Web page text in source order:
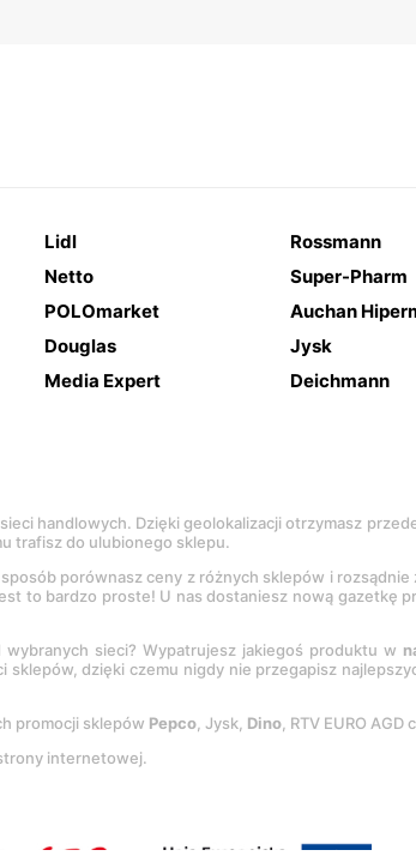
Lidl Rossmann
Netto Super-Pharm
POLOmarket Auchan
Douglas Jysk
Media Expert Deichmann
handlowych. Dzięki geolokalizacji otrzymasz
trafisz do ulubionego sklepu.
porównasz ceny z różnych sklepów i rozsądnie
to bardzo proste! U nas dostaniesz nową gazetkę
sieci? Wypatrujesz jakiegoś produktu w
sklepów, dzięki czemu nigdy nie przegapisz
promocji sklepów Pepco, Jysk, Dino, RTV EURO AGD
internetowej.